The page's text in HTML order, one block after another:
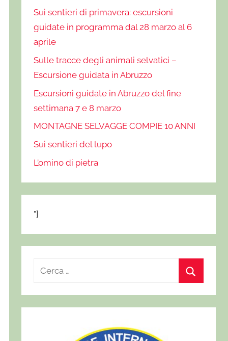
Sui sentieri di primavera: escursioni
guidate in programma dal 28 marzo al 6
aprile
Sulle tracce degli animali selvatici –
Escursione guidata in Abruzzo
Escursioni guidate in Abruzzo del fine
settimana 7 e 8 marzo
MONTAGNE SELVAGGE COMPIE 10 ANNI
Sui sentieri del lupo
L’omino di pietra
"]
c
e